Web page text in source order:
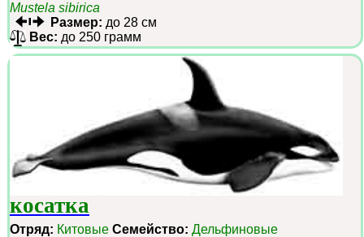
Mustela sibirica
Размер: до 28 см
Вес: до 250 грамм
косатка
Отряд: Китовые Семейство: Дельфиновые